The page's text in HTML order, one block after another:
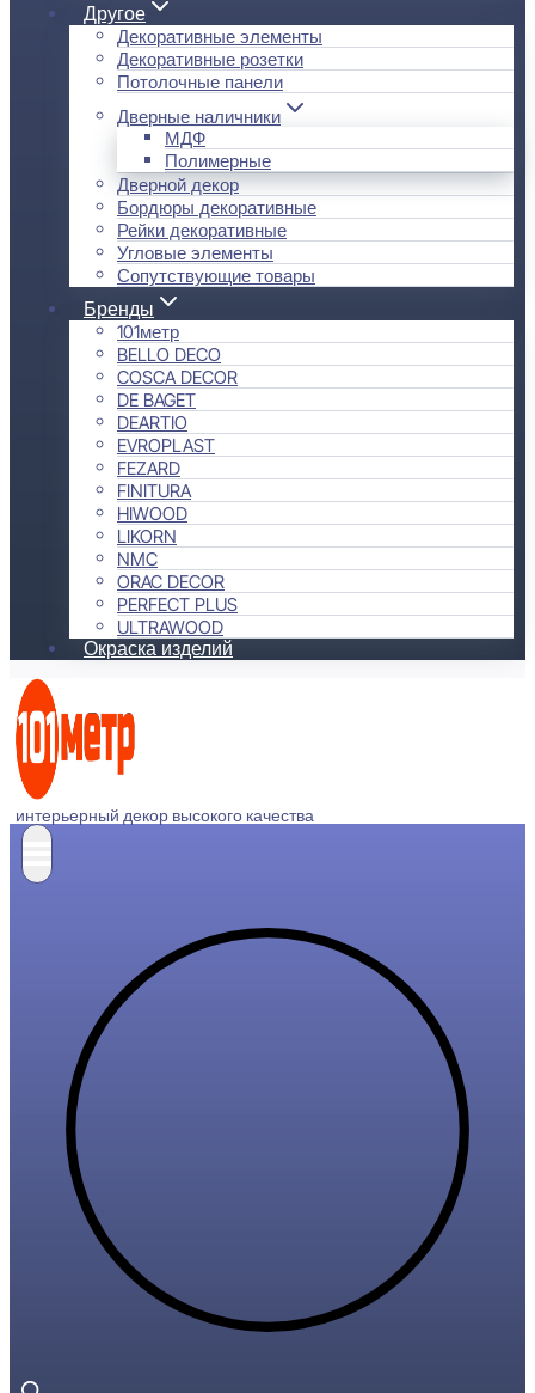
Другое
Декоративные элементы
Декоративные розетки
Потолочные панели
Дверные наличники
МДФ
Полимерные
Дверной декор
Бордюры декоративные
Рейки декоративные
Угловые элементы
Сопутствующие товары
Бренды
101метр
BELLO DECO
COSCA DECOR
DE BAGET
DEARTIO
EVROPLAST
FEZARD
FINITURA
HIWOOD
LIKORN
NMC
ORAC DECOR
PERFECT PLUS
ULTRAWOOD
Окраска изделий
интерьерный декор высокого качества